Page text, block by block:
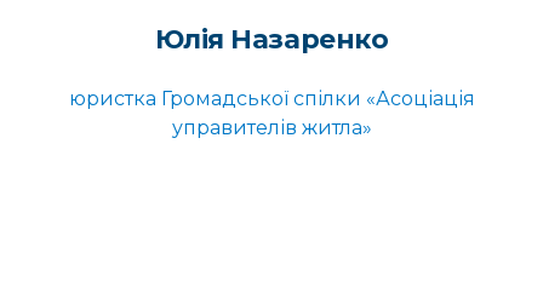
Юлія Назаренко
юристка Громадської спілки «Асоціація
управителів житла»